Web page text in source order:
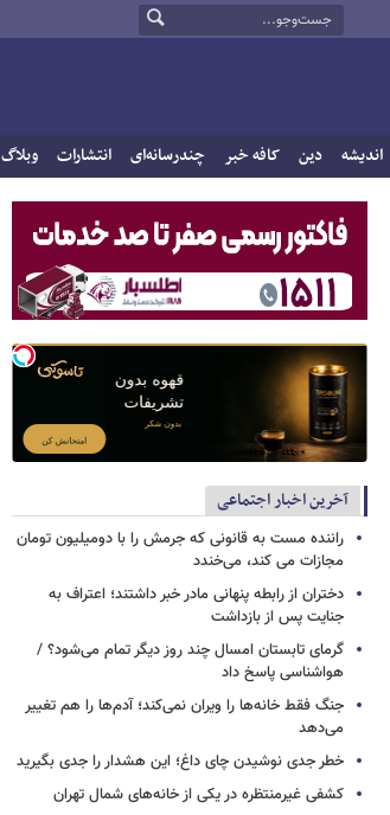
اندیشه دین کافه خبر چندرسانه‌ای انتشارات وبلاگ
آخرین اخبار اجتماعی
راننده مست به قانونی که جرمش را با دومیلیون تومان
مجازات می کند، می‌خندد
دختران از رابطه پنهانی مادر خبر داشتند؛ اعتراف به
جنایت پس از بازداشت
گرمای تابستان امسال چند روز دیگر تمام می‌شود؟ /
هواشناسی پاسخ داد
جنگ فقط خانه‌ها را ویران نمی‌کند؛ آدم‌ها را هم تغییر
می‌دهد
خطر جدی نوشیدن چای داغ؛ این هشدار را جدی بگیرید
کشفی غیرمنتظره در یکی از خانه‌های شمال تهران